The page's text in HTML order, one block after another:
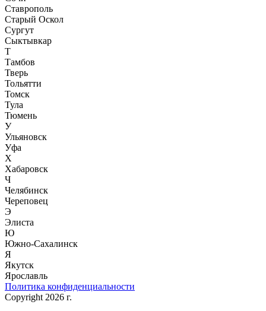
Ставрополь
Старый Оскол
Сургут
Сыктывкар
Т
Тамбов
Тверь
Тольятти
Томск
Тула
Тюмень
У
Ульяновск
Уфа
Х
Хабаровск
Ч
Челябинск
Череповец
Э
Элиста
Ю
Южно-Сахалинск
Я
Якутск
Ярославль
Политика конфиденциальности
Copyright 2026 г.